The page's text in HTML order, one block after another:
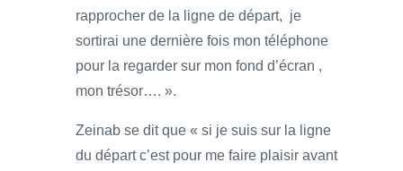
rapprocher de la ligne de départ, je
sortirai une dernière fois mon téléphone
pour la regarder sur mon fond d’écran ,
mon trésor…. ».
Zeinab se dit que « si je suis sur la ligne
du départ c’est pour me faire plaisir avant